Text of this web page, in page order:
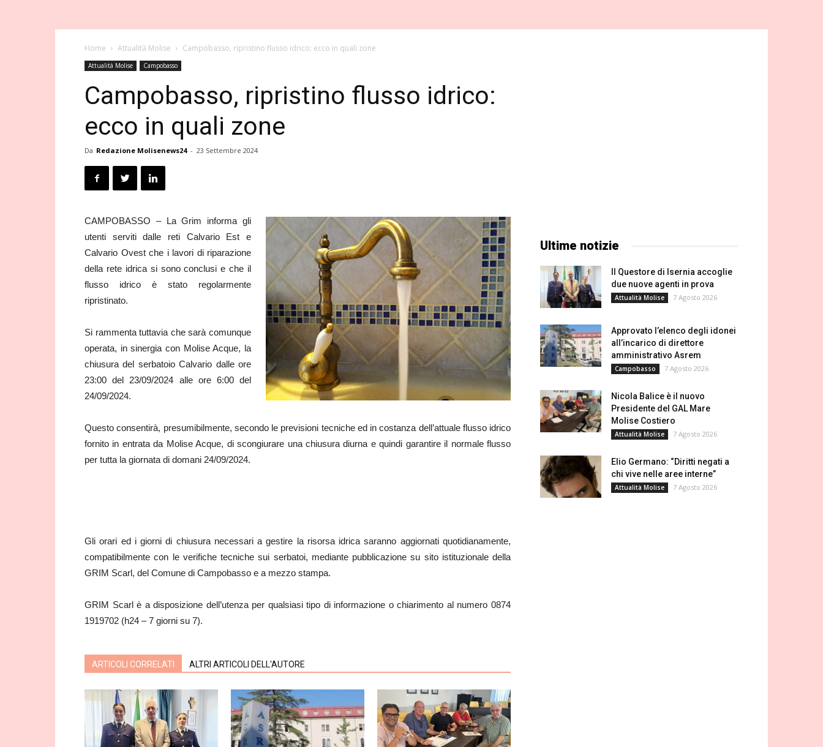
Home Attualità Molise Campobasso, ripristino flusso idrico: ecco in quali zone
Attualità Molise Campobasso
Campobasso, ripristino flusso idrico:
ecco in quali zone
Da Redazione Molisenews24 - 23 Settembre 2024
CAMPOBASSO – La Grim informa gli
utenti serviti dalle reti Calvario Est e
Calvario Ovest che i lavori di riparazione
della rete idrica si sono conclusi e che il
flusso idrico è stato regolarmente
ripristinato.
Si rammenta tuttavia che sarà comunque
operata, in sinergia con Molise Acque, la
chiusura del serbatoio Calvario dalle ore
23:00 del 23/09/2024 alle ore 6:00 del
24/09/2024.
Questo consentirà, presumibilmente, secondo le previsioni tecniche ed in costanza dell’attuale flusso idrico
fornito in entrata da Molise Acque, di scongiurare una chiusura diurna e quindi garantire il normale flusso
per tutta la giornata di domani 24/09/2024.
Gli orari ed i giorni di chiusura necessari a gestire la risorsa idrica saranno aggiornati quotidianamente,
compatibilmente con le verifiche tecniche sui serbatoi, mediante pubblicazione su sito istituzionale della
GRIM Scarl, del Comune di Campobasso e a mezzo stampa.
GRIM Scarl è a disposizione dell’utenza per qualsiasi tipo di informazione o chiarimento al numero 0874
1919702 (h24 – 7 giorni su 7).
ARTICOLI CORRELATI ALTRI ARTICOLI DELL'AUTORE
Ultime notizie
Il Questore di Isernia accoglie
due nuove agenti in prova
Attualità Molise 7 Agosto 2026
Approvato l’elenco degli idonei
all’incarico di direttore
amministrativo Asrem
Campobasso 7 Agosto 2026
Nicola Balice è il nuovo
Presidente del GAL Mare
Molise Costiero
Attualità Molise 7 Agosto 2026
Elio Germano: “Diritti negati a
chi vive nelle aree interne”
Attualità Molise 7 Agosto 2026